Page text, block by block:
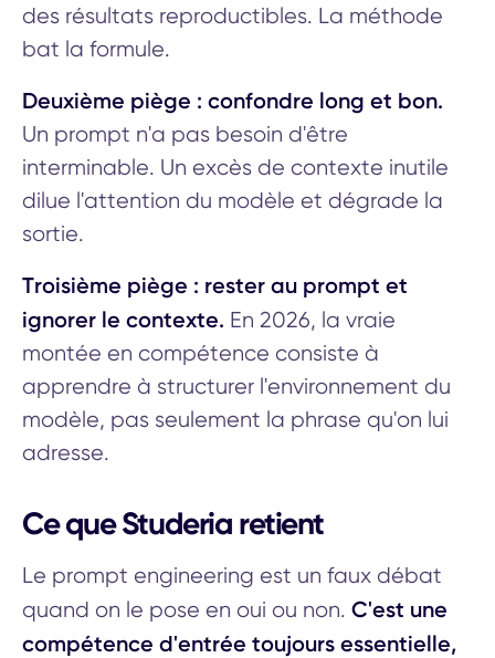
des résultats reproductibles. La méthode
bat la formule.
Deuxième piège : confondre long et bon.
Un prompt n'a pas besoin d'être
interminable. Un excès de contexte inutile
dilue l'attention du modèle et dégrade la
sortie.
Troisième piège : rester au prompt et
ignorer le contexte. En 2026, la vraie
montée en compétence consiste à
apprendre à structurer l'environnement du
modèle, pas seulement la phrase qu'on lui
adresse.
Ce que Studeria retient
Le prompt engineering est un faux débat
quand on le pose en oui ou non. C'est une
compétence d'entrée toujours essentielle,